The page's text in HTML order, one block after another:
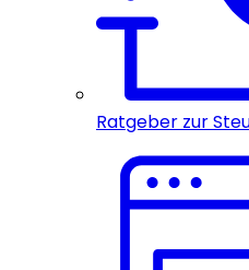
Ratgeber zur